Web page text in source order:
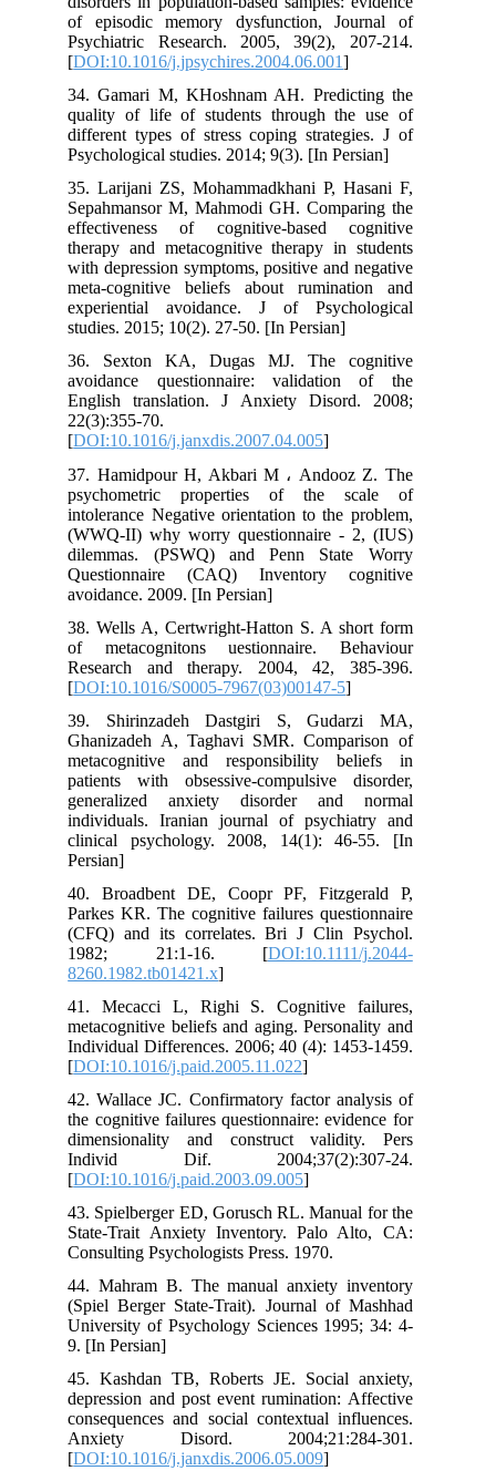
of episodic memory dysfunction, Journal of
Psychiatric Research. 2005, 39(2), 207-214.
[DOI:10.1016/j.jpsychires.2004.06.001
34. Gamari M, KHoshnam AH. Predicting the
quality of life of students through the use of
different types of stress coping strategies. J of
Psychological studies. 2014; 9(3). [In Persian]
35. Larijani ZS, Mohammadkhani P, Hasani F,
Sepahmansor M, Mahmodi GH. Comparing the
effectiveness of cognitive-based cognitive
therapy and metacognitive therapy in students
with depression symptoms, positive and negative
meta-cognitive beliefs about rumination and
experiential avoidance. J of Psychological
studies. 2015; 10(2). 27-50. [In Persian]
36. Sexton KA, Dugas MJ. The cognitive
avoidance questionnaire: validation of the
English translation. J Anxiety Disord. 2008;
22(3):355-70.
[DOI:10.1016/j.janxdis.2007.04.005
37. Hamidpour H, Akbari M ، Andooz Z. The
psychometric properties of the scale of
intolerance Negative orientation to the problem,
(WWQ-II) why worry questionnaire - 2, (IUS)
dilemmas. (PSWQ) and Penn State Worry
Questionnaire (CAQ) Inventory cognitive
avoidance. 2009. [In Persian]
38. Wells A, Certwright-Hatton S. A short form
of metacognitons uestionnaire. Behaviour
Research and therapy. 2004, 42, 385-396.
[DOI:10.1016/S0005-7967(03)00147-5
39. Shirinzadeh Dastgiri S, Gudarzi MA,
Ghanizadeh A, Taghavi SMR. Comparison of
metacognitive and responsibility beliefs in
patients with obsessive-compulsive disorder,
generalized anxiety disorder and normal
individuals. Iranian journal of psychiatry and
clinical psychology. 2008, 14(1): 46-55. [In
Persian]
40. Broadbent DE, Coopr PF, Fitzgerald P,
Parkes KR. The cognitive failures questionnaire
(CFQ) and its correlates. Bri J Clin Psychol.
1982; 21:1-16. [DOI:10.1111/j.2044-
8260.1982.tb01421.x
41. Mecacci L, Righi S. Cognitive failures,
metacognitive beliefs and aging. Personality and
Individual Differences. 2006; 40 (4): 1453-1459.
[DOI:10.1016/j.paid.2005.11.022
42. Wallace JC. Confirmatory factor analysis of
the cognitive failures questionnaire: evidence for
dimensionality and construct validity. Pers
Individ Dif. 2004;37(2):307-24.
[DOI:10.1016/j.paid.2003.09.005
43. Spielberger ED, Gorusch RL. Manual for the
State-Trait Anxiety Inventory. Palo Alto, CA:
Consulting Psychologists Press. 1970.
44. Mahram B. The manual anxiety inventory
(Spiel Berger State-Trait). Journal of Mashhad
University of Psychology Sciences 1995; 34: 4-
9. [In Persian]
45. Kashdan TB, Roberts JE. Social anxiety,
depression and post event rumination: Affective
consequences and social contextual influences.
Anxiety Disord. 2004;21:284-301.
[DOI:10.1016/j.janxdis.2006.05.009